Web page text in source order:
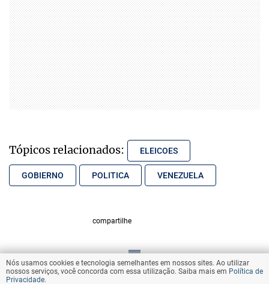
Tópicos relacionados: ELEICOES
GOBIERNO POLITICA VENEZUELA
compartilhe
VOLTAR AO TOPO
Nós usamos cookies e tecnologia semelhantes em nossos sites. Ao utilizar
nossos serviços, você concorda com essa utilização. Saiba mais em Política de
Privacidade.